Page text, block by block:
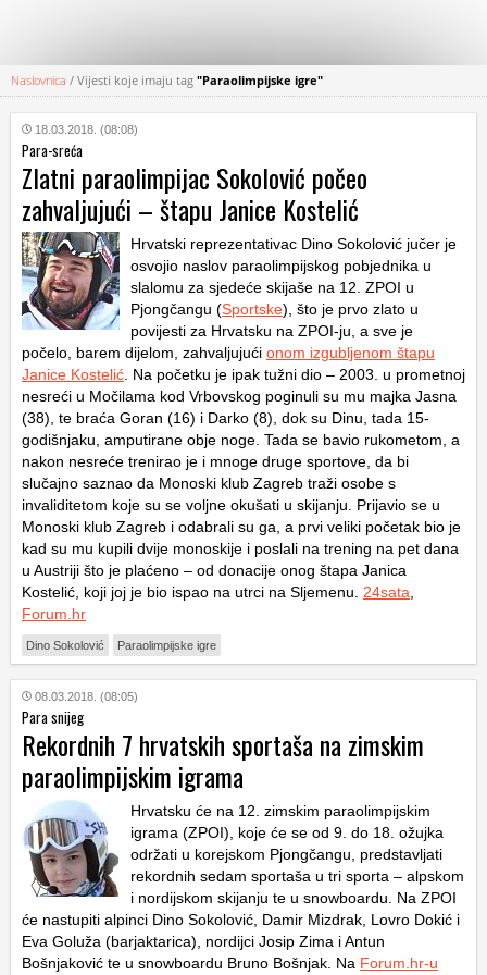
KATEGORIJE
HRVATSKI
WEB
Naslovnica / Vijesti koje imaju tag "Paraolimpijske igre"
18.03.2018. (08:08)
Para-sreća
Zlatni paraolimpijac Sokolović počeo
zahvaljujući – štapu Janice Kostelić
Hrvatski reprezentativac Dino Sokolović jučer je
osvojio naslov paraolimpijskog pobjednika u
slalomu za sjedeće skijaše na 12. ZPOI u
Pjongčangu (Sportske), što je prvo zlato u
povijesti za Hrvatsku na ZPOI-ju, a sve je
počelo, barem dijelom, zahvaljujući onom izgubljenom štapu
Janice Kostelić . Na početku je ipak tužni dio – 2003. u prometnoj
nesreći u Močilama kod Vrbovskog poginuli su mu majka Jasna
(38), te braća Goran (16) i Darko (8), dok su Dinu, tada 15-
godišnjaku, amputirane obje noge. Tada se bavio rukometom, a
nakon nesreće trenirao je i mnoge druge sportove, da bi
slučajno saznao da Monoski klub Zagreb traži osobe s
invaliditetom koje su se voljne okušati u skijanju. Prijavio se u
Monoski klub Zagreb i odabrali su ga, a prvi veliki početak bio je
kad su mu kupili dvije monoskije i poslali na trening na pet dana
u Austriji što je plaćeno – od donacije onog štapa Janica
Kostelić, koji joj je bio ispao na utrci na Sljemenu. 24sata
Forum.hr
Dino Sokolović Paraolimpijske igre
08.03.2018. (08:05)
Para snijeg
Rekordnih 7 hrvatskih sportaša na zimskim
paraolimpijskim igrama
Hrvatsku će na 12. zimskim paraolimpijskim
igrama (ZPOI), koje će se od 9. do 18. ožujka
održati u korejskom Pjongčangu, predstavljati
rekordnih sedam sportaša u tri sporta – alpskom
i nordijskom skijanju te u snowboardu. Na ZPOI
će nastupiti alpinci Dino Sokolović, Damir Mizdrak, Lovro Dokić i
Eva Goluža (barjaktarica), nordijci Josip Zima i Antun
Bošnjaković te u snowboardu Bruno Bošnjak. Na Forum.hr-u